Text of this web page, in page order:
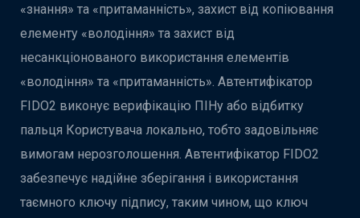
«знання» та «притаманність», захист від копіювання
елементу «володіння» та захист від
несанкціонованого використання елементів
«володіння» та «притаманність». Автентифікатор
FIDO2 виконує верифікацію ПІНу або відбитку
пальця Користувача локально, тобто задовільняє
вимогам нерозголошення. Автентифікатор FIDO2
забезпечує надійне зберігання і використання
таємного ключу підпису, таким чином, що ключ